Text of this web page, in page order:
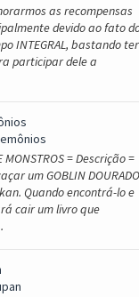
as recompensas
devido ao fato
INTEGRAL, bastando ter
participar dele a
MONSTROS = Descrição =
um GOBLIN DOURADO
Quando encontrá-lo e
cair um livro que